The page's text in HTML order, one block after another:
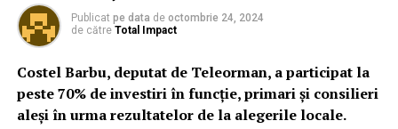
Publicat pe data de octombrie 24, 2024
de către Total Impact
Costel Barbu, deputat de Teleorman, a participat la
peste 70% de investiri în funcție, primari și consilieri
aleși în urma rezultatelor de la alegerile locale.